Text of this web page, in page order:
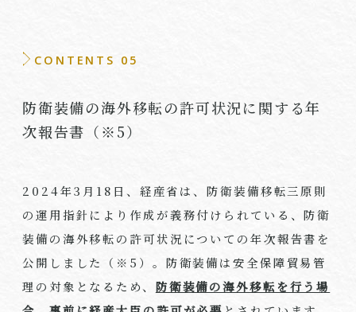
CONTENTS 05
防衛装備の海外移転の許可状況に関する年
次報告書（※5）
2024年3 月 18 日、経産省は、防衛装備移転三原則
の運用指針により作成が義務付けられている、防衛
装備の海外移転の許可状況についての年次報告書を
公開しました（※ 5 ）。防衛装備は安全保障貿易管
理の対象となるため、 防衛装備の海外移転を行う場